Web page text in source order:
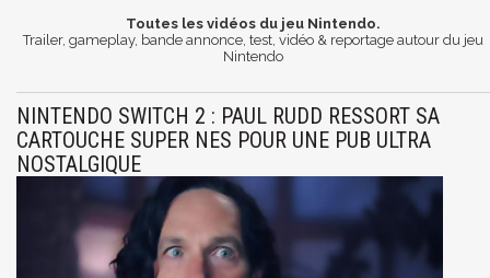
Toutes les vidéos du jeu Nintendo.
Trailer, gameplay, bande annonce, test, vidéo & reportage autour du jeu
Nintendo
NINTENDO SWITCH 2 : PAUL RUDD RESSORT SA
CARTOUCHE SUPER NES POUR UNE PUB ULTRA
NOSTALGIQUE